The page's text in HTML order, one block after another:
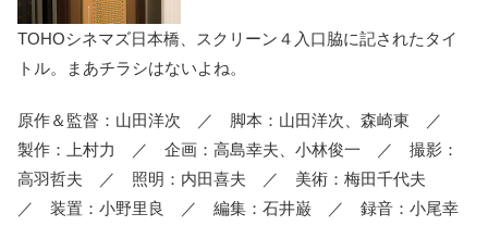
TOHOシネマズ日本橋、スクリーン４入口脇に記されたタイ
トル。まあチラシはないよね。
原作＆監督：山田洋次 ／ 脚本：山田洋次、森崎東 ／
製作：上村力 ／ 企画：高島幸夫、小林俊一 ／ 撮影：
高羽哲夫 ／ 照明：内田喜夫 ／ 美術：梅田千代夫
／ 装置：小野里良 ／ 編集：石井巌 ／ 録音：小尾幸